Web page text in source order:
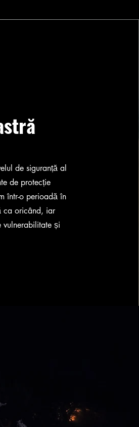
de siguranță al
de protecție
într-o perioadă în
ca oricând, iar
vulnerabilitate și